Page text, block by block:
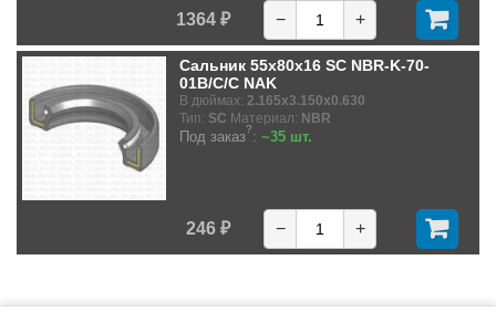
1364 ₽ − +
Сальник 55x80x16 SC NBR-K-70-
01B/C/C NAK
В дюймах: 2.165x3.150x0.630
Тип: SC Материал: NBR
Под заказ?: ~35 шт.
246 ₽ − +